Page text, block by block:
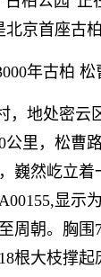
京首座古柏
年古柏 松
地处密云
公里，松曹
巍然屹立
显示
周朝。胸
根大枝撑